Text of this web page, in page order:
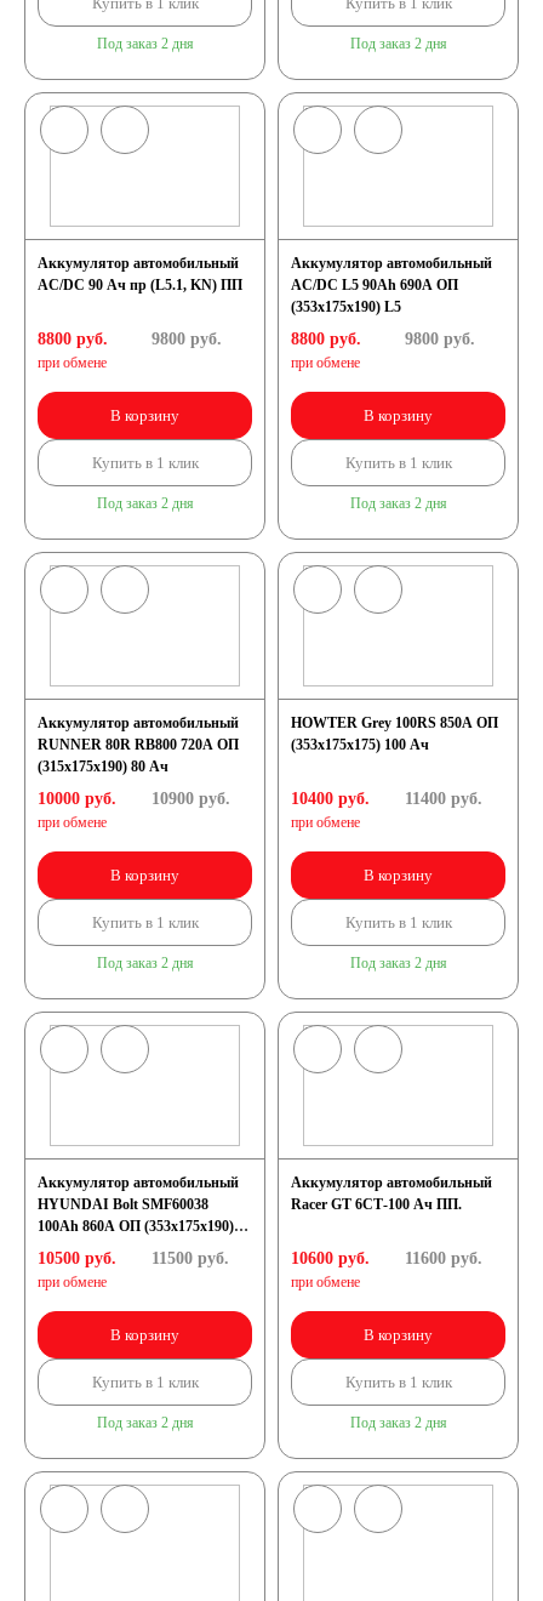
Под заказ 2 дня Под заказ 2 дня
Аккумулятор автомобильный
AC/DC 90 Ач пр (L5.1, KN) ПП
8800 руб.
при обмене
9800руб.
В корзину
Купить в 1 клик
Под заказ 2 дня
Аккумулятор автомобильный
AC/DC L5 90Ah 690A ОП
(353х175х190) L5
8800 руб.
при обмене
9800руб.
В корзину
Купить в 1 клик
Под заказ 2 дня
Аккумулятор автомобильный
RUNNER 80R RB800 720A ОП
(315x175x190) 80 Ач
10000 руб.
при обмене
10900руб.
В корзину
Купить в 1 клик
Под заказ 2 дня
HOWTER Grey 100RS 850A ОП
(353x175x175) 100 Ач
10400 руб.
при обмене
11400руб.
В корзину
Купить в 1 клик
Под заказ 2 дня
Аккумулятор автомобильный
HYUNDAI Bolt SMF60038
100Ah 860A ОП (353x175x190)
L5
10500 руб.
при обмене
11500руб.
В корзину
Купить в 1 клик
Под заказ 2 дня
Аккумулятор автомобильный
Racer GT 6СТ-100 Ач ПП.
10600 руб.
при обмене
11600руб.
В корзину
Купить в 1 клик
Под заказ 2 дня